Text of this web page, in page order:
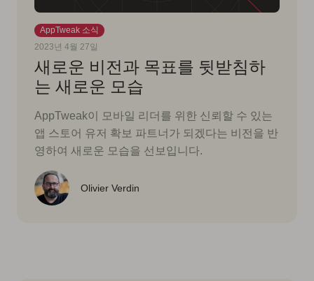
AppTweak 소식
2023년 4월 27일
새로운 비전과 목표를 뒷받침하
는 새로운 모습
AppTweak이 모바일 리더를 위한 신뢰할 수 있는
앱 스토어 유저 확보 파트너가 되겠다는 비전을 반
영하여 새로운 모습을 선보입니다.
Olivier Verdin